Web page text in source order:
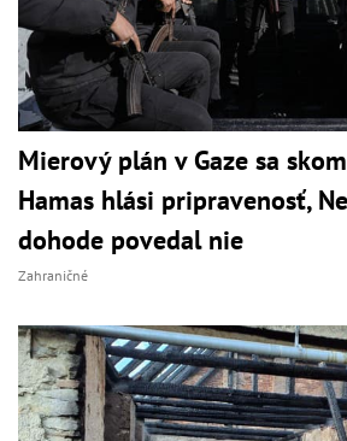
Mierový plán v Gaze sa
Hamas hlási pripravenosť,
dohode povedal nie
Zahraničné